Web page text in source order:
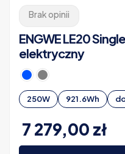
Brak opinii
ENGWE LE20
elektryczny
250W 921.6Wh
7 279,00 zł